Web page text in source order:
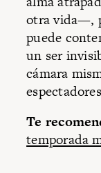
otra vida—,
puede
un ser
cámara
Te
temporada